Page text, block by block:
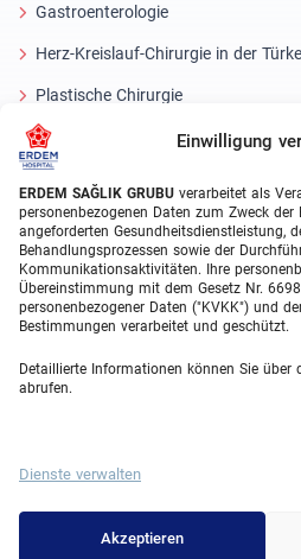
Einwilligung
ERDEM SAĞLIK GRUBU verarbeitet als
personenbezogenen Daten zum Zweck der
angeforderten Gesundheitsdienstleistung,
Behandlungsprozessen sowie der
Kommunikationsaktivitäten. Ihre
Übereinstimmung mit dem Gesetz Nr.
personenbezogener Daten ("KVKK") und
Bestimmungen verarbeitet und geschützt.
Detaillierte Informationen können Sie über
abrufen.
Dienste verwalten
Akzeptieren
Gastroenterologie
Herz-Kreislauf-Chirurgie in der
Plastische Chirurgie
Haartransplantationsbehandlungen
Laser Eye
About Erdem
Über uns
Medizinische Einheiten